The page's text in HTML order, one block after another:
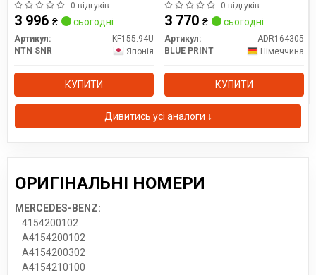
0 відгуків
3 996 ₴ сьогодні
Артикул:
KF155.94U
NTN SNR
Японія
КУПИТИ
0 відгуків
3 770 ₴ сьогодні
Артикул:
ADR164305
BLUE PRINT
Німеччина
КУПИТИ
Дивитись усі аналоги ↓
ОРИГІНАЛЬНІ НОМЕРИ
MERCEDES-BENZ:
4154200102
A4154200102
A4154200302
A4154210100